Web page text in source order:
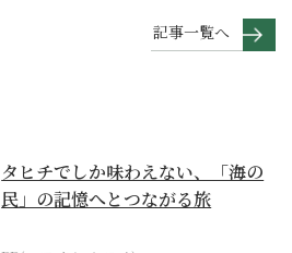
記事一覧へ
タヒチでしか味わえない、「海の
民」の記憶へとつながる旅